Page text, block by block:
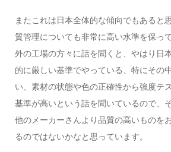
またこれは日本全体的な傾向でもあると
質管理についても非常に高い水準を保っ
外の工場の方々に話を聞くと、やはり日
的に厳しい基準でやっている、特にその
い、素材の状態や色の正確性から強度テ
基準が高いという話を聞いているので、
他のメーカーさんより品質の高いものを
るのではないかなと思っています。